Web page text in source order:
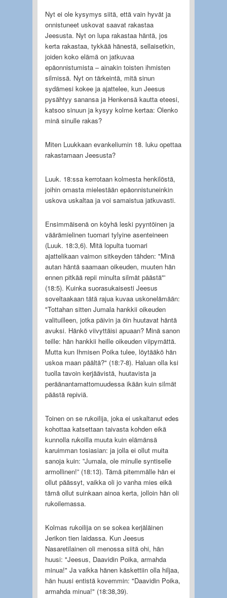
Nyt ei ole kysymys siitä, että vain hyvät ja
onnistuneet uskovat saavat rakastaa
Jeesusta. Nyt on lupa rakastaa häntä, jos
kerta rakastaa, tykkää hänestä, sellaisetkin,
joiden koko elämä on jatkuvaa
epäonnistumista – ainakin toisten ihmisten
silmissä. Nyt on tärkeintä, mitä sinun
sydämesi kokee ja ajattelee, kun Jeesus
pysähtyy sanansa ja Henkensä kautta eteesi,
katsoo sinuun ja kysyy kolme kertaa: Olenko
minä sinulle rakas?
Miten Luukkaan evankeliumin 18. luku opettaa
rakastamaan Jeesusta?
Luuk. 18:ssa kerrotaan kolmesta henkilöstä,
joihin omasta mielestään epäonnistuneinkin
uskova uskaltaa ja voi samaistua jatkuvasti.
Ensimmäisenä on köyhä leski pyyntöinen ja
väärämielinen tuomari tylyine asenteineen
(Luuk. 18:3,6). Mitä lopulta tuomari
ajattelikaan vaimon sitkeyden tähden: "Minä
autan häntä saamaan oikeuden, muuten hän
ennen pitkää repii minulta silmät päästä"'
(18:5). Kuinka suorasukaisesti Jeesus
soveltaakaan tätä rajua kuvaa uskonelämään:
"Tottahan sitten Jumala hankkii oikeuden
valituilleen, jotka päivin ja öin huutavat häntä
avuksi. Hänkö viivyttäisi apuaan? Minä sanon
teille: hän hankkii heille oikeuden viipymättä.
Mutta kun Ihmisen Poika tulee, löytääkö hän
uskoa maan päältä?" (18:7-8). Haluan olla ksi
tuolla tavoin kerjäävistä, huutavista ja
peräänantamattomuudessa ikään kuin silmät
päästä repiviä.
Toinen on se rukoilija, joka ei uskaltanut edes
kohottaa katsettaan taivasta kohden eikä
kunnolla rukoilla muuta kuin elämänsä
karuimman tosiasian: ja jolla ei ollut muita
sanoja kuin: ”Jumala, ole minulle syntiselle
armollinen!” (18:13). Tämä pitemmälle hän ei
ollut päässyt, vaikka oli jo vanha mies eikä
tämä ollut suinkaan ainoa kerta, jolloin hän oli
rukoilemassa.
Kolmas rukoilija on se sokea kerjäläinen
Jerikon tien laidassa. Kun Jeesus
Nasaretilainen oli menossa siitä ohi, hän
huusi: "Jeesus, Daavidin Poika, armahda
minua!" Ja vaikka hänen käskettiin olla hiljaa,
hän huusi entistä kovemmin: "Daavidin Poika,
armahda minua!" (18:38,39).